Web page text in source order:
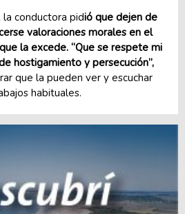
conductora pidió que dejen de
valoraciones morales en el
la excede. “Que se respete mi
hostigamiento y persecución”,
que la pueden ver y escuchar
habituales.